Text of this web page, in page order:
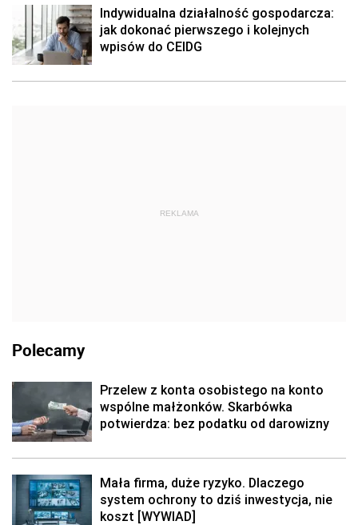
Indywidualna działalność gospodarcza:
jak dokonać pierwszego i kolejnych
wpisów do CEIDG
REKLAMA
Polecamy
Przelew z konta osobistego na konto
wspólne małżonków. Skarbówka
potwierdza: bez podatku od darowizny
Mała firma, duże ryzyko. Dlaczego
system ochrony to dziś inwestycja, nie
koszt [WYWIAD]